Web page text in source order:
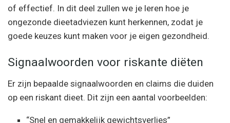
of effectief. In dit deel zullen we je leren hoe je
ongezonde dieetadviezen kunt herkennen, zodat je
goede keuzes kunt maken voor je eigen gezondheid.
Signaalwoorden voor riskante diëten
Er zijn bepaalde signaalwoorden en claims die duiden
op een riskant dieet. Dit zijn een aantal voorbeelden:
“Snel en gemakkelijk gewichtsverlies”